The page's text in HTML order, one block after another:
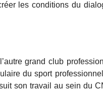
les conditions du
grand club
du sport
son travail au sein du